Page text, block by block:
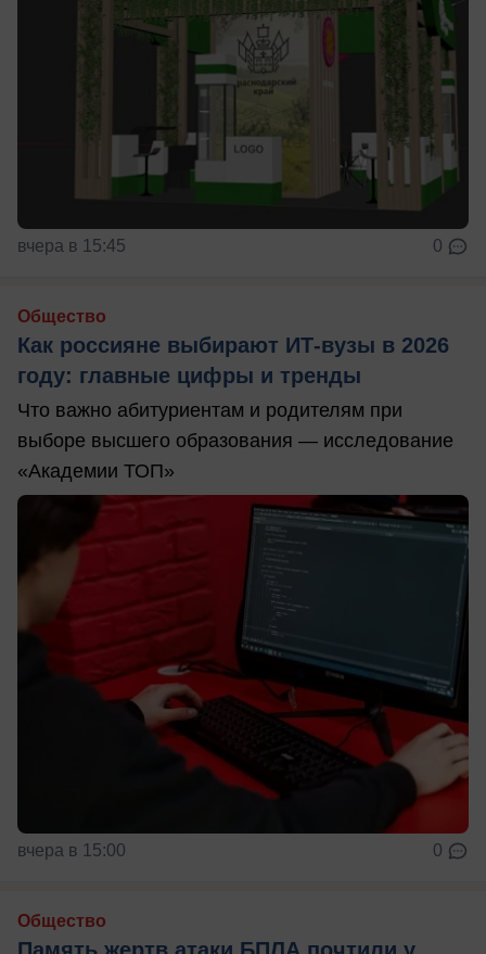
вчера в 15:45 0
Общество
Как россияне выбирают ИТ-вузы в 2026
году: главные цифры и тренды
Что важно абитуриентам и родителям при
выборе высшего образования — исследование
«Академии ТОП»
вчера в 15:00 0
Общество